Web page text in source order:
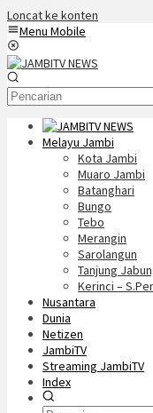
Loncat ke konten
Menu Mobile
Melayu Jambi
Kota Jambi
Muaro Jambi
Batanghari
Bungo
Tebo
Merangin
Sarolangun
Tanjung
Kerinci –
Nusantara
Dunia
Netizen
JambiTV
Streaming JambiTV
Index